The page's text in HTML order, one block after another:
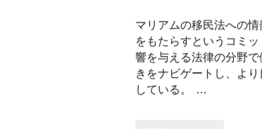
マリアムの移民法への
をもたらすというコミ
響を与える法律の分野
きをナビゲートし、よ
している。